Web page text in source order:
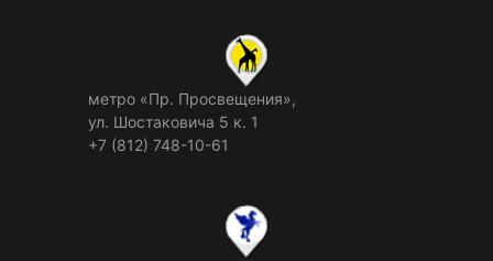
метро «Пр. Просвещения»,
ул. Шостаковича 5 к. 1
+7 (812) 748-10-61